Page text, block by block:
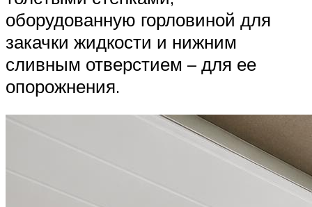
оборудованную горловиной для
закачки жидкости и нижним
сливным отверстием – для ее
опорожнения.